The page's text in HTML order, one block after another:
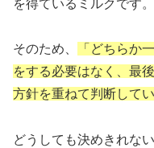
を得ているミルクです。
そのため、
「どちらか
をする必要はなく、最
方針を重ねて判断して
どうしても決めきれな